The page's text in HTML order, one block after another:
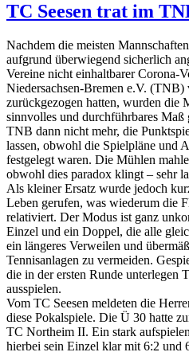
TC Seesen trat im
Nachdem die meisten
aufgrund überwiegend sicherlich
Vereine nicht einhaltbarer Corona-
Niedersachsen-Bremen e.V.
zurückgezogen hatten, wurden die
sinnvolles und durchführbares
TNB dann nicht mehr, die
lassen, obwohl die Spielpläne und
festgelegt waren. Die Mühlen
obwohl dies paradox klingt – sehr
Als kleiner Ersatz wurde jedoch
Leben gerufen, was wiederum die
relativiert. Der Modus ist ganz
Einzel und ein Doppel, die alle
ein längeres Verweilen und
Tennisanlagen zu vermeiden.
die in der ersten Runde unterlegen
ausspielen.
Vom TC Seesen meldeten die
diese Pokalspiele. Die Ü 30 hatte
TC Northeim II. Ein stark
hierbei sein Einzel klar mit 6:2 und